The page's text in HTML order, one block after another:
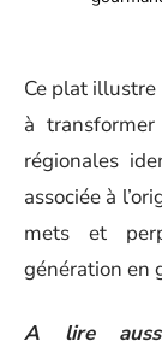
Ce plat illustre
à
régionales
associée à
mets et
génération en
A lire